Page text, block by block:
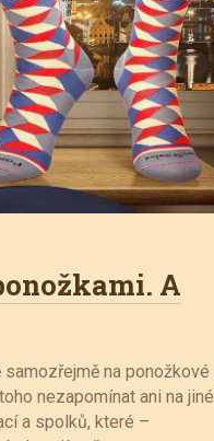
A
na ponožkové
nezapomínat ani na jiné
a spolků, které –